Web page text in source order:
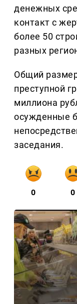
денежных
контакт с
более 50
разных
Общий
преступной
миллиона
осужденные
заседания.
0 0